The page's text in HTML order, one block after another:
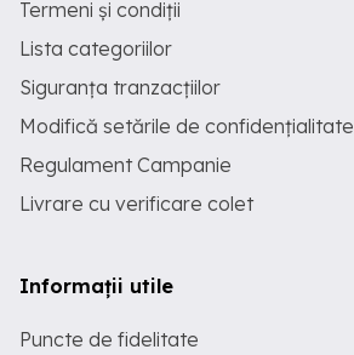
Termeni și condiții
Lista categoriilor
Siguranța tranzacțiilor
Modifică setările de confidențialitate
Regulament Campanie
Livrare cu verificare colet
Informații utile
Puncte de fidelitate